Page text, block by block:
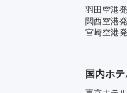
羽田空港
関西空港
宮崎空港
国内ホテ